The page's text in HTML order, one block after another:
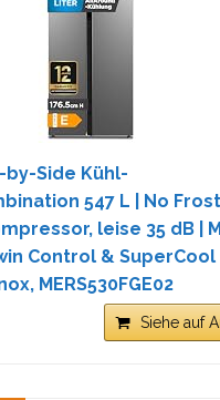
by-Side Kühl-
547 L | No
leise 35 dB |
Control & SuperCool
MERS530FGE02
Siehe auf